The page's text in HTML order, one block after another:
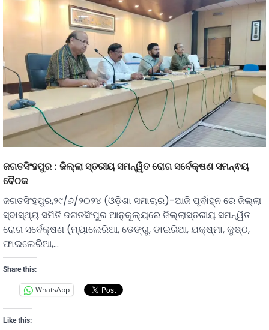
ଜଗତସିଂହପୁର : ଜିଲ୍ଲା ସ୍ତରୀୟ ସମନ୍ୱିତ ରୋଗ ସର୍ବେକ୍ଷଣ ସମନ୍ଵୟ
ବୈଠକ
ଜଗତସିଂହପୁର,୨୯/୬/୨୦୨୪ (ଓଡ଼ିଶା ସମାଚାର)-ଆଜି ପୂର୍ବାହ୍ନ ରେ ଜିଲ୍ଲା
ସ୍ବାସ୍ଥ୍ୟ ସମିତି ଜଗତସିଂପୁର ଆନୁକୂଲ୍ୟରେ ଜିଲ୍ଲାସ୍ତରୀୟ ସମନ୍ୱିତ
ରୋଗ ସର୍ବେକ୍ଷଣ (ମ୍ୟାଲେରିଆ, ଡେଙ୍ଗୁ, ଡାଇରିଆ, ଯକ୍ଷ୍ମା, କୁଷ୍ଠ,
ଫାଇଲେରିଆ,…
Share this:
WhatsApp
Like this: